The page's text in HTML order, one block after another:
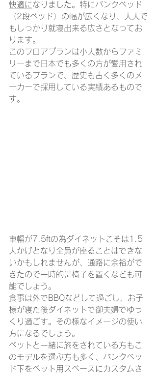
快適になりました。特にバンクベッド
（2段ベッド）の幅が広くなり、大人で
もしっかり就寝出来る広さとなってお
ります。
このフロアプランは小人数からファミ
リーまで日本でも多くの方が愛用され
ているプランで、歴史も古く多くのメ
ーカーで採用している実績あるもので
す。
車幅が7.5ftの為ダイネットこそは1.5
人かげとなり全員が座ることはできな
いかもしれませんが、通路に余裕がで
きたので一時的に椅子を置くなども可
能でしょう。
食事は外でBBQなどして過ごし、お子
様が寝た後ダイネットで御夫婦でゆっ
くり過ごす。その様なイメージの使い
方になるでしょう。
ペットと一緒に旅をされている方もこ
のモデルを選ぶ方も多く、バンクベッ
ド下をペット用スペースにカスタムさ